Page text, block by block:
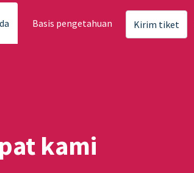
Basis pengetahuan Kirim tiket
kami